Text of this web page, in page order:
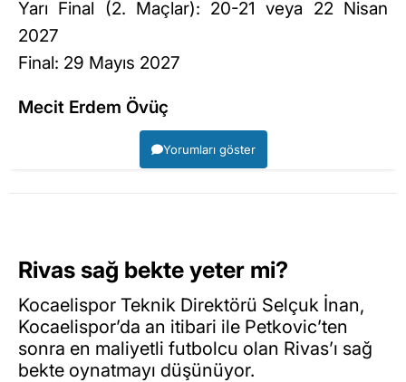
Yarı Final (2. Maçlar): 20-21 veya 22 Nisan
2027
Final: 29 Mayıs 2027
Mecit Erdem Övüç
Yorumları göster
Rivas sağ bekte yeter mi?
Kocaelispor Teknik Direktörü Selçuk İnan,
Kocaelispor’da an itibari ile Petkovic’ten
sonra en maliyetli futbolcu olan Rivas’ı sağ
bekte oynatmayı düşünüyor.